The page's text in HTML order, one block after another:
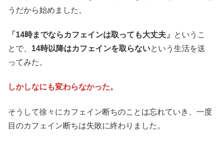
うだから始めました。
「14時までならカフェインは取っても大丈夫」
というこ
とで、 14時以降はカフェインを取らないという生活を送
ってみた。
しかしなにも変わらなかった。
そうして徐々にカフェイン断ちのことは忘れていき、一度
目のカフェイン断ちは失敗に終わりました。